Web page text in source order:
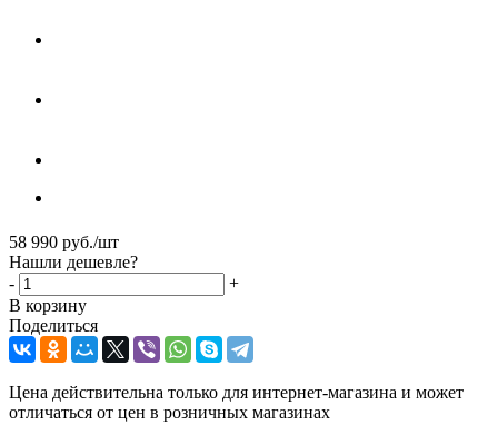
58 990 руб./шт
Нашли дешевле?
-
+
В корзину
Поделиться
Цена действительна только для интернет-магазина и может
отличаться от цен в розничных магазинах